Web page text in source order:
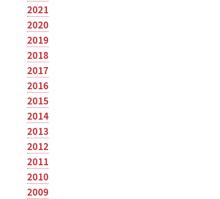
2021
2020
2019
2018
2017
2016
2015
2014
2013
2012
2011
2010
2009